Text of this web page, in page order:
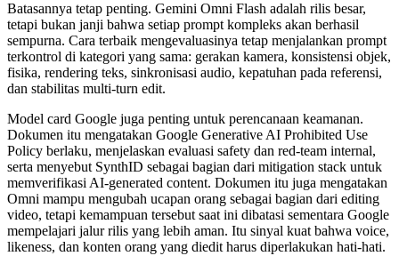
Batasannya tetap penting. Gemini Omni Flash adalah rilis besar,
tetapi bukan janji bahwa setiap prompt kompleks akan berhasil
sempurna. Cara terbaik mengevaluasinya tetap menjalankan prompt
terkontrol di kategori yang sama: gerakan kamera, konsistensi objek,
fisika, rendering teks, sinkronisasi audio, kepatuhan pada referensi,
dan stabilitas multi-turn edit.
Model card Google juga penting untuk perencanaan keamanan.
Dokumen itu mengatakan Google Generative AI Prohibited Use
Policy berlaku, menjelaskan evaluasi safety dan red-team internal,
serta menyebut SynthID sebagai bagian dari mitigation stack untuk
memverifikasi AI-generated content. Dokumen itu juga mengatakan
Omni mampu mengubah ucapan orang sebagai bagian dari editing
video, tetapi kemampuan tersebut saat ini dibatasi sementara Google
mempelajari jalur rilis yang lebih aman. Itu sinyal kuat bahwa voice,
likeness, dan konten orang yang diedit harus diperlakukan hati-hati.